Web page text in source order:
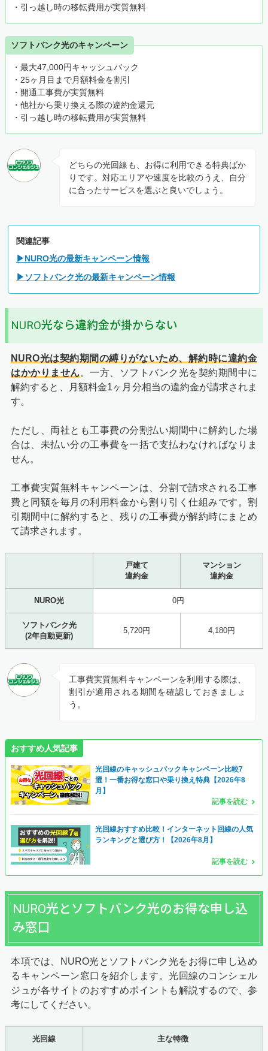
・引っ越し時の移転費用が実質無料
ソフトバンク光のキャンペーン
・最大47,000円キャッシュバック
・25ヶ月目まで月額料金を割引
・開通工事費が実質無料
・他社から乗り換える際の違約金還元
・引っ越し時の移転費用が実質無料
どちらの光回線も、お得に利用できる特典ばか
りです。対応エリアや速度を比較のうえ、自分
に合ったサービスを選ぶと良いでしょう。
関連記事
▶NURO光の最新キャンペーン情報
▶ソフトバンク光の最新キャンペーン情報
NURO光なら違約金が掛からない
NURO光は契約期間の縛りがないため、解約時に違約金
はかかりません。一方、ソフトバンク光を契約期間中に
解約すると、月額料金1ヶ月分相当の違約金が請求されま
す。
ただし、両社とも工事費の分割払い期間中に解約した場
合は、未払い分の工事費を一括で支払わなければなりま
せん。
工事費実質無料キャンペーンは、分割で請求される工事
費と同額を毎月の利用料金から割り引く仕組みです。割
引期間中に解約すると、残りの工事費が解約時にまとめ
て請求されます。
戸建て
違約金
マンション
違約金
NURO光 0円
ソフトバンク光
(2年自動更新)
5,720円 4,180円
工事費実質無料キャンペーンを利用する際は、
割引が適用される期間を確認しておきましょ
う。
おすすめ人気記事
光回線のキャッシュバックキャンペーン比較7
選！一番お得な窓口や乗り換え特典【2026年8
月】
記事を読む
光回線おすすめ比較！インターネット回線の人気
ランキングと選び方！【2026年8月】
記事を読む
NURO光とソフトバンク光のお得な申し込
み窓口
本項では、NURO光とソフトバンク光をお得に申し込め
るキャンペーン窓口を紹介します。光回線のコンシェル
ジュが各サイトのおすすめポイントも解説するので、参
考にしてください。
光回線 主な特徴